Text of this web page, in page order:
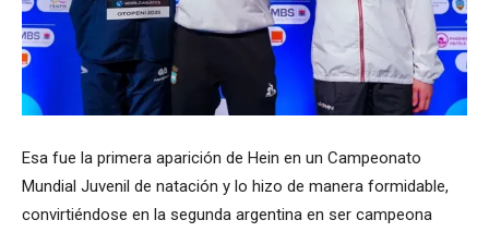
Esa fue la primera aparición de Hein en un Campeonato
Mundial Juvenil de natación y lo hizo de manera formidable,
convirtiéndose en la segunda argentina en ser campeona